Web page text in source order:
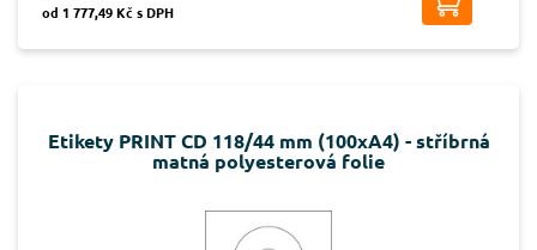
od 1 777,49 Kč s DPH
Etikety PRINT CD 118/44 mm (100xA4) - stříbrná
matná polyesterová folie